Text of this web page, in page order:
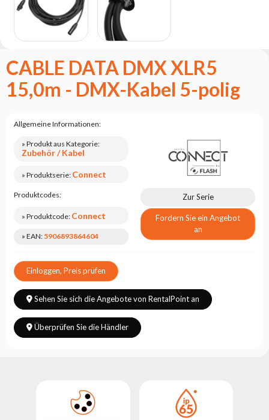
Karriere
Serviceanfrage
des
Produkts
nach dem
Test
Gestellte
Wählen
CABLE DATA DMX XLR5
15,0m - DMX-Kabel 5-polig
Allgemeine Informationen:
» Produkt aus Kategorie:
Zubehör / Kabel
» Produktserie: Connect
Produktcodes:
» Produktcode: Connect
» EAN: 5906893864604
Zur Serie
Fordern Sie ein Angebot
an
Einloggen, Preis prüfen
Sehen Sie sich die Angebote von RentalPoint an
Überprüfen Sie die Händler